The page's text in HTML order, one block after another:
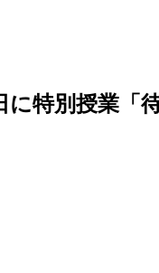
に特別授業